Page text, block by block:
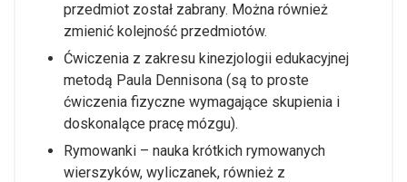
przedmiot został zabrany. Można również
zmienić kolejność przedmiotów.
Ćwiczenia z zakresu kinezjologii edukacyjnej
metodą Paula Dennisona (są to proste
ćwiczenia fizyczne wymagające skupienia i
doskonalące pracę mózgu).
Rymowanki – nauka krótkich rymowanych
wierszyków, wyliczanek, również z